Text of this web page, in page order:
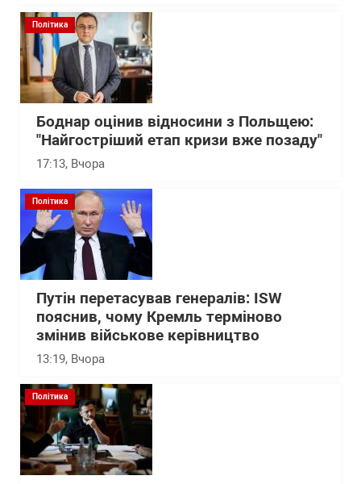
Політика
Боднар оцінив відносини з Польщею:
"Найгостріший етап кризи вже позаду"
17:13, Вчора
Політика
Путін перетасував генералів: ISW
пояснив, чому Кремль терміново
змінив військове керівництво
13:19, Вчора
Політика